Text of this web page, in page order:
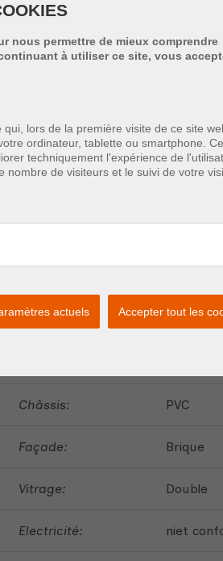
Salon: oui
,
Châssis: PVC
Façade: Brique
Vitrage: Double
Electricité: niet
nous permettre de mieux comprendre
à utiliser ce site, vous
lors de la première visite de ce site
ordinateur, tablette ou smartphone.
techniquement l'expérience de
nombre de visiteurs et le suivi de votre
actuels Accepter tout les